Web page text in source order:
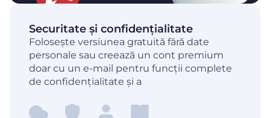
Securitate și confidențialitate
Folosește versiunea gratuită fără date
personale sau creează un cont premium
doar cu un e-mail pentru funcții complete
de confidențialitate și a